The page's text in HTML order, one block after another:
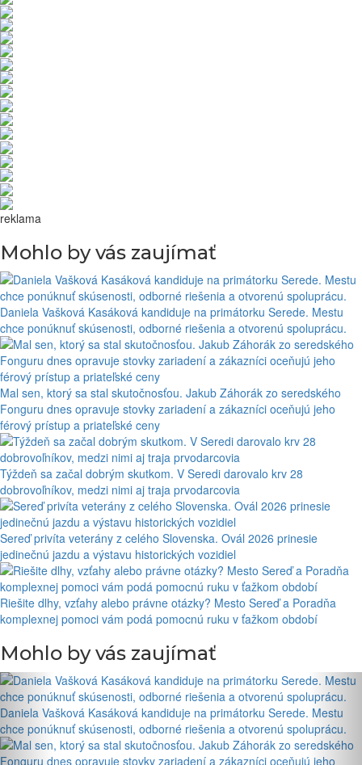
reklama
Mohlo by vás zaujímať
Daniela Vašková Kasáková kandiduje na primátorku Serede. Mestu
chce ponúknuť skúsenosti, odborné riešenia a otvorenú spoluprácu.
Mal sen, ktorý sa stal skutočnosťou. Jakub Záhorák zo seredského
Fonguru dnes opravuje stovky zariadení a zákazníci oceňujú jeho
férový prístup a priateľské ceny
Týždeň sa začal dobrým skutkom. V Seredi darovalo krv 28
dobrovoľníkov, medzi nimi aj traja prvodarcovia
Sereď privíta veterány z celého Slovenska. Ovál 2026 prinesie
jedinečnú jazdu a výstavu historických vozidiel
Riešite dlhy, vzťahy alebo právne otázky? Mesto Sereď a Poradňa
komplexnej pomoci vám podá pomocnú ruku v ťažkom období
Mohlo by vás zaujímať
Daniela Vašková Kasáková kandiduje na primátorku Serede. Mestu
chce ponúknuť skúsenosti, odborné riešenia a otvorenú spoluprácu.